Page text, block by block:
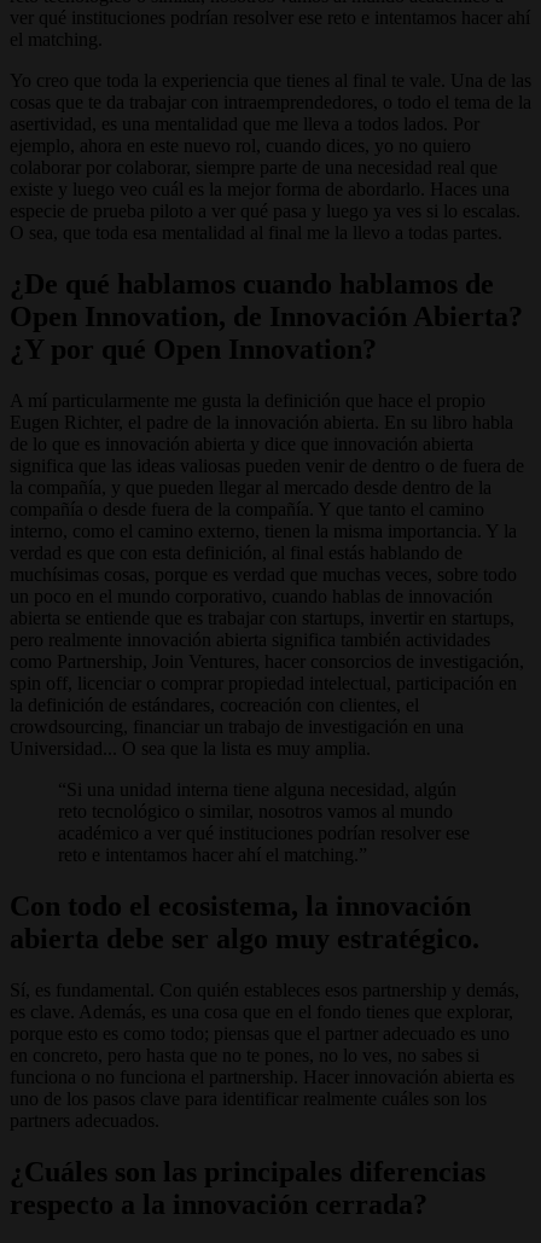
ver qué instituciones podrían resolver ese reto e intentamos hacer ahí
el matching.
Yo creo que toda la experiencia que tienes al final te vale. Una de las
cosas que te da trabajar con intraemprendedores, o todo el tema de la
asertividad, es una mentalidad que me lleva a todos lados. Por
ejemplo, ahora en este nuevo rol, cuando dices, yo no quiero
colaborar por colaborar, siempre parte de una necesidad real que
existe y luego veo cuál es la mejor forma de abordarlo. Haces una
especie de prueba piloto a ver qué pasa y luego ya ves si lo escalas.
O sea, que toda esa mentalidad al final me la llevo a todas partes.
¿De qué hablamos cuando hablamos de
Open Innovation, de Innovación Abierta?
¿Y por qué Open Innovation?
A mí particularmente me gusta la definición que hace el propio
Eugen Richter, el padre de la innovación abierta. En su libro habla
de lo que es innovación abierta y dice que innovación abierta
significa que las ideas valiosas pueden venir de dentro o de fuera de
la compañía, y que pueden llegar al mercado desde dentro de la
compañía o desde fuera de la compañía. Y que tanto el camino
interno, como el camino externo, tienen la misma importancia. Y la
verdad es que con esta definición, al final estás hablando de
muchísimas cosas, porque es verdad que muchas veces, sobre todo
un poco en el mundo corporativo, cuando hablas de innovación
abierta se entiende que es trabajar con startups, invertir en startups,
pero realmente innovación abierta significa también actividades
como Partnership, Join Ventures, hacer consorcios de investigación,
spin off, licenciar o comprar propiedad intelectual, participación en
la definición de estándares, cocreación con clientes, el
crowdsourcing, financiar un trabajo de investigación en una
Universidad... O sea que la lista es muy amplia.
Si una unidad interna tiene alguna necesidad, algún
reto tecnológico o similar, nosotros vamos al mundo
académico a ver qué instituciones podrían resolver ese
reto e intentamos hacer ahí el matching.
Con todo el ecosistema, la innovación
abierta debe ser algo muy estratégico.
Sí, es fundamental. Con quién estableces esos partnership y demás,
es clave. Además, es una cosa que en el fondo tienes que explorar,
porque esto es como todo; piensas que el partner adecuado es uno
en concreto, pero hasta que no te pones, no lo ves, no sabes si
funciona o no funciona el partnership. Hacer innovación abierta es
uno de los pasos clave para identificar realmente cuáles son los
partners adecuados.
¿Cuáles son las principales diferencias
respecto a la innovación cerrada?